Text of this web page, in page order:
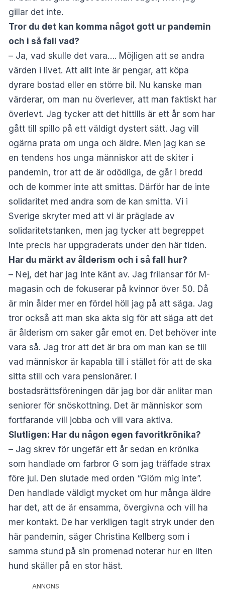
gillar det inte.
Tror du det kan komma något gott ur pandemin
och i så fall vad?
– Ja, vad skulle det vara…. Möjligen att se andra
värden i livet. Att allt inte är pengar, att köpa
dyrare bostad eller en större bil. Nu kanske man
värderar, om man nu överlever, att man faktiskt har
överlevt. Jag tycker att det hittills är ett år som har
gått till spillo på ett väldigt dystert sätt. Jag vill
ogärna prata om unga och äldre. Men jag kan se
en tendens hos unga människor att de skiter i
pandemin, tror att de är odödliga, de går i bredd
och de kommer inte att smittas. Därför har de inte
solidaritet med andra som de kan smitta. Vi i
Sverige skryter med att vi är präglade av
solidaritetstanken, men jag tycker att begreppet
inte precis har uppgraderats under den här tiden.
Har du märkt av ålderism och i så fall hur?
– Nej, det har jag inte känt av. Jag frilansar för M-
magasin och de fokuserar på kvinnor över 50. Då
är min ålder mer en fördel höll jag på att säga. Jag
tror också att man ska akta sig för att säga att det
är ålderism om saker går emot en. Det behöver inte
vara så. Jag tror att det är bra om man kan se till
vad människor är kapabla till i stället för att de ska
sitta still och vara pensionärer. I
bostadsrättsföreningen där jag bor där anlitar man
seniorer för snöskottning. Det är människor som
fortfarande vill jobba och vill vara aktiva.
Slutligen: Har du någon egen favoritkrönika?
– Jag skrev för ungefär ett år sedan en krönika
som handlade om farbror G som jag träffade strax
före jul. Den slutade med orden “Glöm mig inte”.
Den handlade väldigt mycket om hur många äldre
har det, att de är ensamma, övergivna och vill ha
mer kontakt. De har verkligen tagit stryk under den
här pandemin, säger Christina Kellberg som i
samma stund på sin promenad noterar hur en liten
hund skäller på en stor häst.
ANNONS